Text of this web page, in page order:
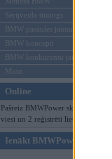
Sērijveida tūnings
BMW pasaules jaunumi
BMW koncepti
BMW konkurentu jaunumi
Moto
Online
Pašreiz BMWPower skatās 133
viesi un 2 reģistrēti lietotāji.
Ienākt BMWPower